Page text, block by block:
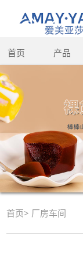
首页 产品
首页> 厂房车间